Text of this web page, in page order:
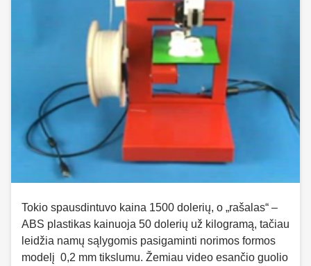
Tokio spausdintuvo kaina 1500 dolerių, o „rašalas“ –
ABS plastikas kainuoja 50 dolerių už kilogramą, tačiau
leidžia namų sąlygomis pasigaminti norimos formos
modelį 0,2 mm tikslumu. Žemiau video esančio guolio